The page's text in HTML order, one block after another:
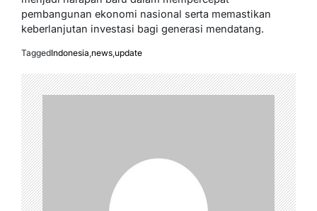
pembangunan ekonomi nasional serta memastikan
keberlanjutan investasi bagi generasi mendatang.
TaggedIndonesia news update